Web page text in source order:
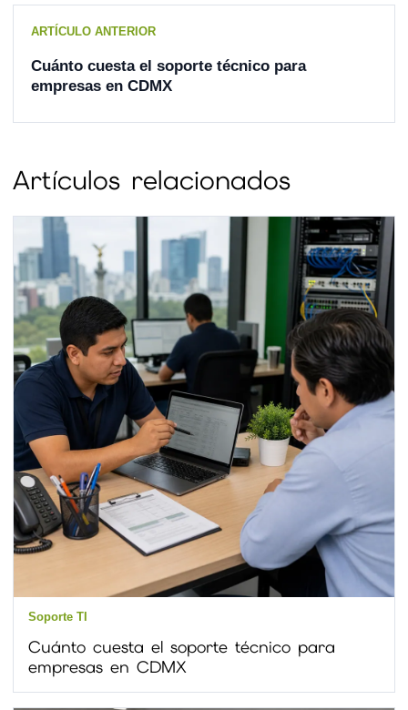
ARTÍCULO ANTERIOR
Cuánto cuesta el soporte técnico para
empresas en CDMX
Artículos relacionados
Soporte TI
Cuánto cuesta el soporte técnico para
empresas en CDMX